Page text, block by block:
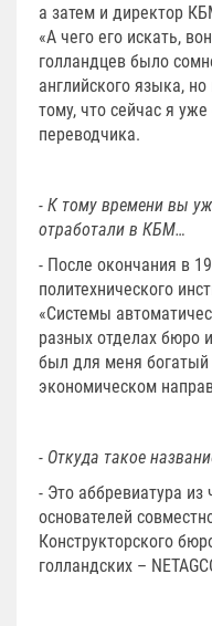
а затем и директор
«А чего его искать,
голландцев было
английского языка,
тому, что сейчас я
переводчика.
- К тому времени вы
отработали в КБМ…
- После окончания в
политехнического
«Системы
разных отделах бюро
был для меня богатый
экономическом
- Откуда такое
- Это аббревиатура из
основателей
Конструкторского
голландских –